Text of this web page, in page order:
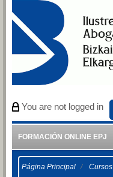
Salta al contenido principal
You are not logged in
FORMACIÓN ONLINE EPJ
Página Principal Cursos